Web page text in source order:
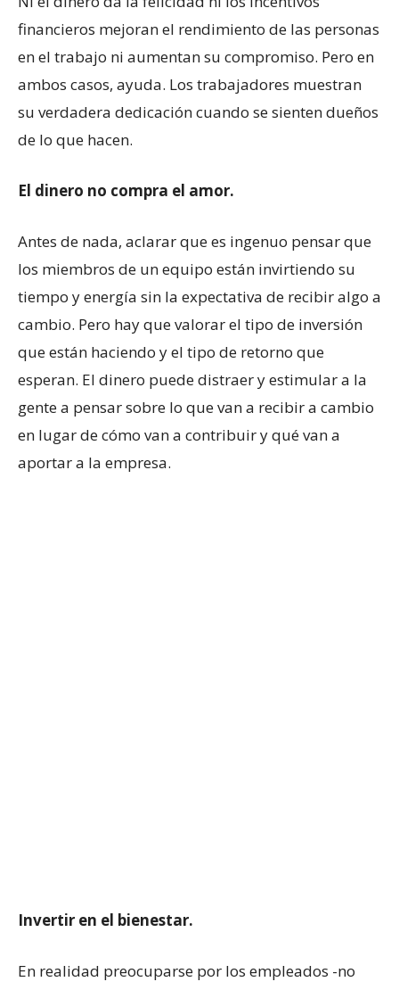
financieros mejoran el rendimiento de las personas
en el trabajo ni aumentan su compromiso. Pero en
ambos casos, ayuda. Los trabajadores muestran
su verdadera dedicación cuando se sienten dueños
de lo que hacen.
El dinero no compra el amor.
Antes de nada, aclarar que es ingenuo pensar que
los miembros de un equipo están invirtiendo su
tiempo y energía sin la expectativa de recibir algo a
cambio. Pero hay que valorar el tipo de inversión
que están haciendo y el tipo de retorno que
esperan. El dinero puede distraer y estimular a la
gente a pensar sobre lo que van a recibir a cambio
en lugar de cómo van a contribuir y qué van a
aportar a la empresa.
Invertir en el bienestar.
En realidad preocuparse por los empleados -no